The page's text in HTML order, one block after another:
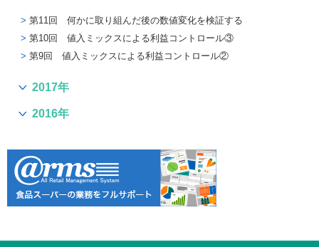
第11回 何かに取り組んだ後の数値変化を検証する
第10回 値入ミックスによる利益コントロール③
第9回 値入ミックスによる利益コントロール②
2017年
2016年